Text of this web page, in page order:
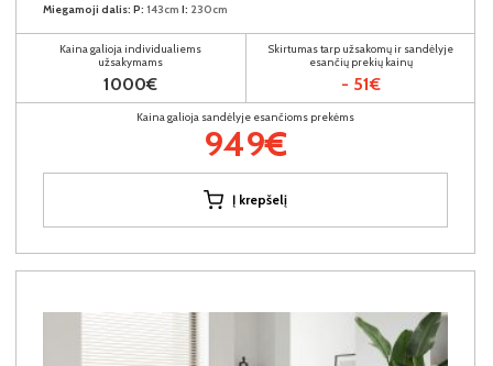
Miegamoji dalis: P: 143cm I: 230cm
Kaina galioja individualiems
užsakymams
1000€
Skirtumas tarp užsakomų ir sandėlyje
esančių prekių kainų
- 51€
Kaina galioja sandėlyje esančioms prekėms
949€
Į krepšelį